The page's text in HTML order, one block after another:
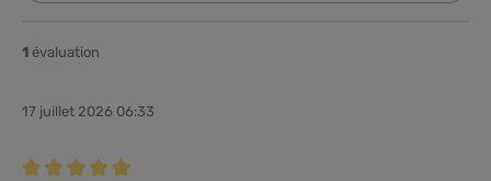
1 évaluation
17 juillet 2026 06:33